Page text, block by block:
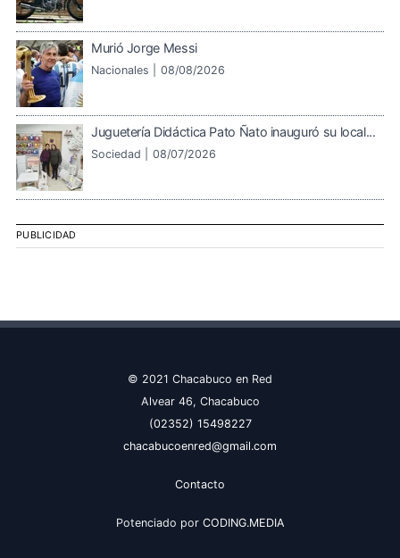
Murió Jorge Messi
Nacionales | 08/08/2026
Juguetería Didáctica Pato Ñato inauguró su local...
Sociedad | 08/07/2026
PUBLICIDAD
© 2021 Chacabuco en Red
Alvear 46, Chacabuco
(02352) 15498227
chacabucoenred@gmail.com
Contacto
Potenciado por CODING.MEDIA